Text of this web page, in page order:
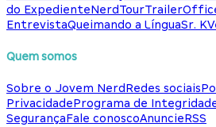
do ExpedienteNerdTour
EntrevistaQueimando a LínguaSr. K
Quem somos
Sobre o Jovem NerdRedes sociais
PrivacidadePrograma de
SegurançaFale conoscoAnuncieRSS